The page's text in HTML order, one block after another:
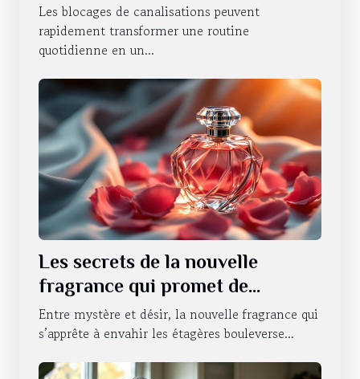
Les blocages de canalisations peuvent
rapidement transformer une routine
quotidienne en un...
Les secrets de la nouvelle
fragrance qui promet de
révolutionner la séduction
Entre mystère et désir, la nouvelle fragrance qui
s’apprête à envahir les étagères bouleverse...